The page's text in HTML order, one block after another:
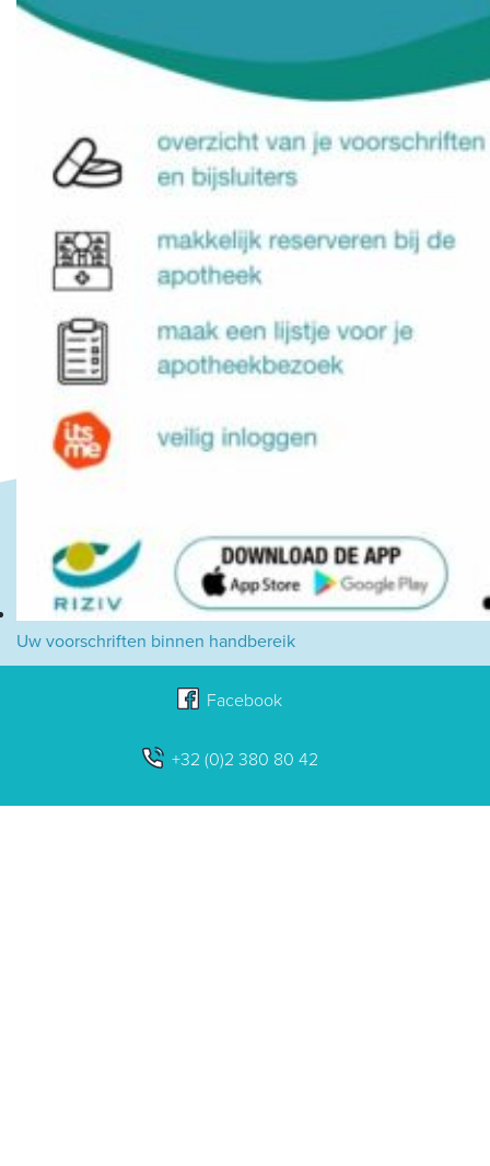
Uw voorschriften binnen handbereik
Facebook
+32 (0)2 380 80 42